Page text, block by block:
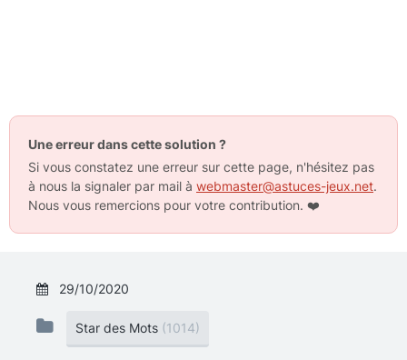
Une erreur dans cette solution ?
Si vous constatez une erreur sur cette page, n'hésitez pas
à nous la signaler par mail à webmaster@astuces-jeux.net.
Nous vous remercions pour votre contribution. ❤️
29/10/2020
Star des Mots (1014)